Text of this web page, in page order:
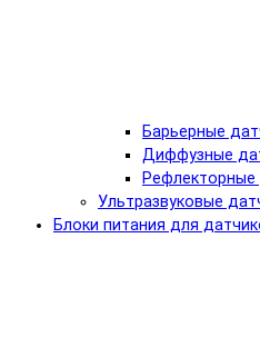
Барьерные
Диффузные
Рефлекторные
Ультразвуковые
Блоки питания для